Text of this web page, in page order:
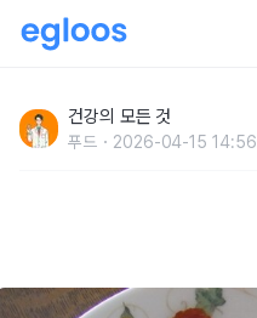
1위는?건강의 모든 것
푸드 2026-04-15 14:56